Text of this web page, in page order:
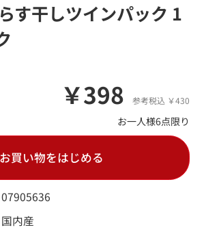
す干しツインパック 1
￥398 参考税込 ￥430
お一人様6点限り
07905636
国内産
お買い物をはじめる